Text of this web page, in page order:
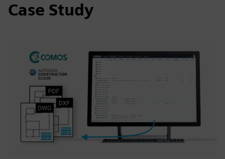
Case Study